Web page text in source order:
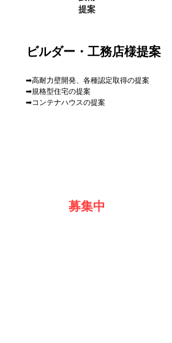
​ビルダー・ ​工務店様提案
募集中
➡高耐力壁開発、各種認定取得の提案
➡規格型住宅の提案
➡コンテナハウスの提案
提案